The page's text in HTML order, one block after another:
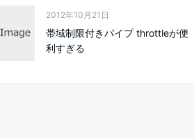
2012年10月21日
帯域制限付きパイプ throttleが便
利すぎる